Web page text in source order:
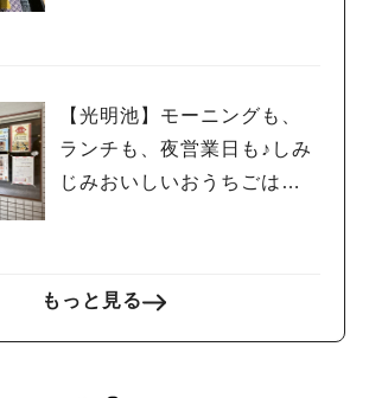
【光明池】モーニングも、
ランチも、夜営業日も♪しみ
じみおいしいおうちごはん
もっと見る